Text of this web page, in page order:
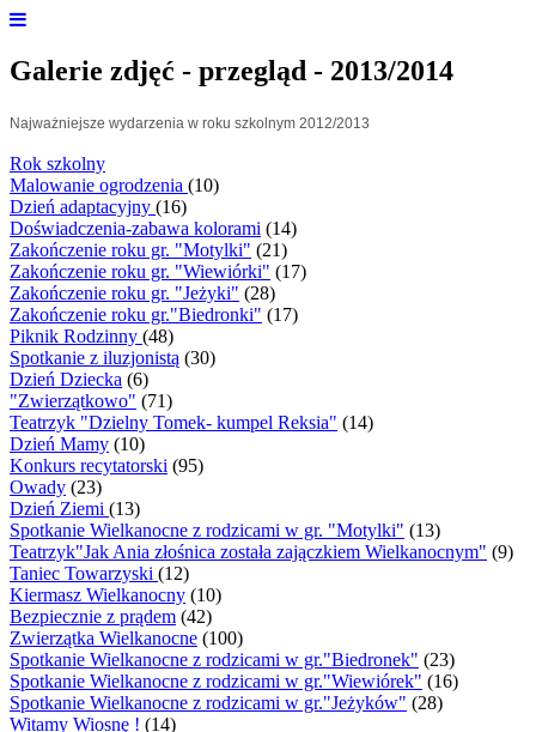
Galerie zdjęć - przegląd - 2013/2014
Najważniejsze wydarzenia w roku szkolnym 2012/2013
Rok szkolny
Malowanie ogrodzenia (10)
Dzień adaptacyjny (16)
Doświadczenia-zabawa kolorami (14)
Zakończenie roku gr. "Motylki" (21)
Zakończenie roku gr. "Wiewiórki" (17)
Zakończenie roku gr. "Jeżyki" (28)
Zakończenie roku gr."Biedronki" (17)
Piknik Rodzinny (48)
Spotkanie z iluzjonistą (30)
Dzień Dziecka (6)
"Zwierzątkowo" (71)
Teatrzyk "Dzielny Tomek- kumpel Reksia" (14)
Dzień Mamy (10)
Konkurs recytatorski (95)
Owady (23)
Dzień Ziemi (13)
Spotkanie Wielkanocne z rodzicami w gr. "Motylki" (13)
Teatrzyk"Jak Ania złośnica została zajączkiem Wielkanocnym" (9)
Taniec Towarzyski (12)
Kiermasz Wielkanocny (10)
Bezpiecznie z prądem (42)
Zwierzątka Wielkanocne (100)
Spotkanie Wielkanocne z rodzicami w gr."Biedronek" (23)
Spotkanie Wielkanocne z rodzicami w gr."Wiewiórek" (16)
Spotkanie Wielkanocne z rodzicami w gr."Jeżyków" (28)
Witamy Wiosnę ! (14)